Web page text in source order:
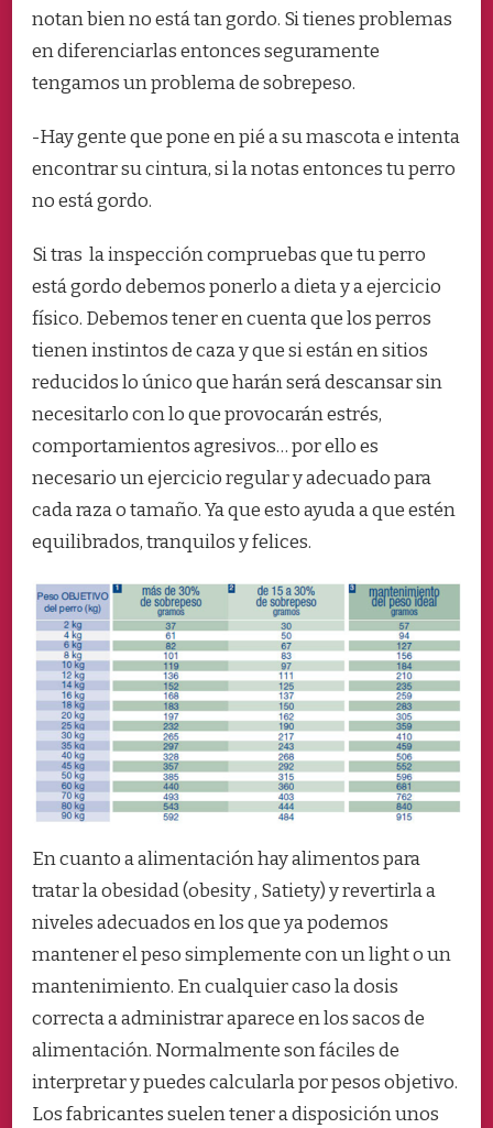
notan bien no está tan gordo. Si tienes problemas
en diferenciarlas entonces seguramente
tengamos un problema de sobrepeso.
-Hay gente que pone en pié a su mascota e intenta
encontrar su cintura, si la notas entonces tu perro
no está gordo.
Si tras la inspección compruebas que tu perro
está gordo debemos ponerlo a dieta y a ejercicio
físico. Debemos tener en cuenta que los perros
tienen instintos de caza y que si están en sitios
reducidos lo único que harán será descansar sin
necesitarlo con lo que provocarán estrés,
comportamientos agresivos… por ello es
necesario un ejercicio regular y adecuado para
cada raza o tamaño. Ya que esto ayuda a que estén
equilibrados, tranquilos y felices.
En cuanto a alimentación hay alimentos para
tratar la obesidad (obesity , Satiety) y revertirla a
niveles adecuados en los que ya podemos
mantener el peso simplemente con un light o un
mantenimiento. En cualquier caso la dosis
correcta a administrar aparece en los sacos de
alimentación. Normalmente son fáciles de
interpretar y puedes calcularla por pesos objetivo.
Los fabricantes suelen tener a disposición unos